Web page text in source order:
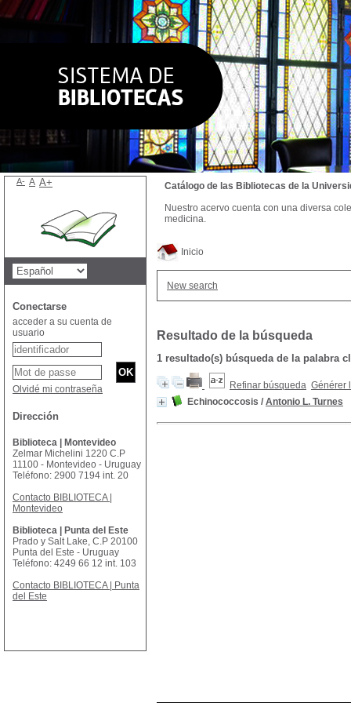
Inicio
New search
Resultado de la búsqueda
1 resultado(s) búsqueda de la palabra
Refinar búsqueda Générer
Echinococcosis / Antonio L. Turnes
Catálogo de las Bibliotecas de la
Nuestro acervo cuenta con una diversa
medicina.
A- A A+
Conectarse
acceder a su cuenta de
usuario
Olvidé mi contraseña
Dirección
Biblioteca | Montevideo
Zelmar Michelini 1220 C.P
11100 - Montevideo - Uruguay
Teléfono: 2900 7194 int. 20
Contacto BIBLIOTECA |
Montevideo
Biblioteca | Punta del Este
Prado y Salt Lake, C.P 20100
Punta del Este - Uruguay
Teléfono: 4249 66 12 int. 103
Contacto BIBLIOTECA | Punta
del Este